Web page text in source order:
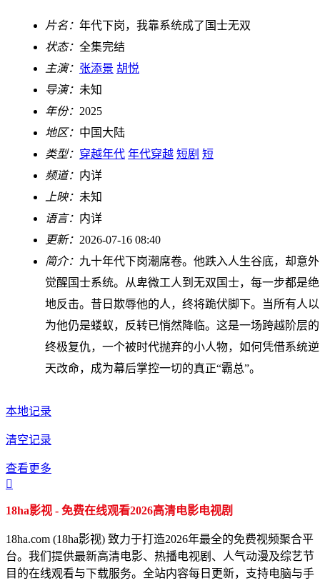
片名： 年代下岗，我靠系统成了国士无双
状态： 全集完结
主演： 张添景 胡悦
导演： 未知
年份： 2025
地区： 中国大陆
类型： 穿越年代 年代穿越 短剧 短
频道： 内详
上映： 未知
语言： 内详
更新： 2026-07-16 08:40
简介： 九十年代下岗潮席卷。他跌入人生谷底，却意外
觉醒国士系统。从卑微工人到无双国士，每一步都是绝
地反击。昔日欺辱他的人，终将跪伏脚下。当所有人以
为他仍是蝼蚁，反转已悄然降临。这是一场跨越阶层的
终极复仇，一个被时代抛弃的小人物，如何凭借系统逆
天改命，成为幕后掌控一切的真正“霸总”。
本地记录
清空记录
查看更多

18ha影视 - 免费在线观看2026高清电影电视剧
18ha.com (18ha影视) 致力于打造2026年最全的免费视频聚合平
台。我们提供最新高清电影、热播电视剧、人气动漫及综艺节
目的在线观看与下载服务。全站内容每日更新，支持电脑与手